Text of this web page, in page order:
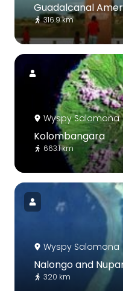
Guadalcanal
316.9 km
Wyspy Salomona
Kolombangara
663.1 km
Wyspy Salomona
Nalongo and
320 km